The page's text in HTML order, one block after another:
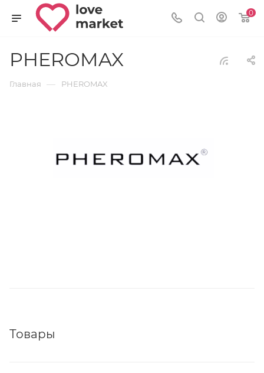
0
PHEROMAX
Главная — PHEROMAX
Товары